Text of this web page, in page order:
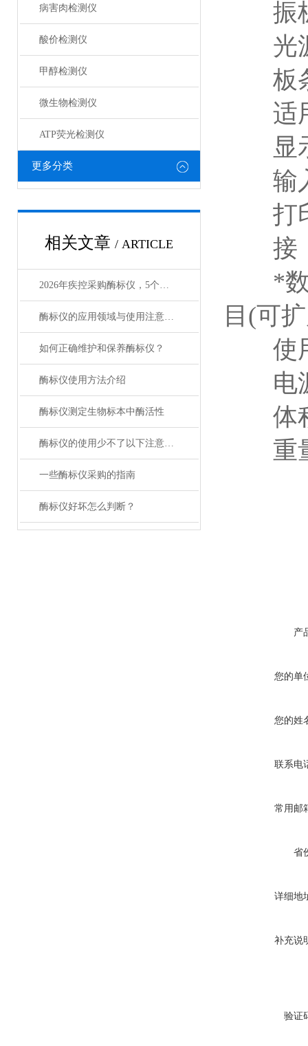
病害肉检测仪
酸价检测仪
甲醇检测仪
微生物检测仪
ATP荧光检测仪
更多分类
相关文章 / ARTICLE
2026年疾控采购酶标仪，5个成本维度要算清
酶标仪的应用领域与使用注意事项
如何正确维护和保养酶标仪？
酶标仪使用方法介绍
酶标仪测定生物标本中酶活性
酶标仪的使用少不了以下注意事项
一些酶标仪采购的指南
酶标仪好坏怎么判断？
振板
光源
板条
适用
显示
输入
打印
接 口
*数据
目(可
使用
电源
体积
重量
产
您的单
您的姓
联系电
常用邮
省
详细地
补充说
验证